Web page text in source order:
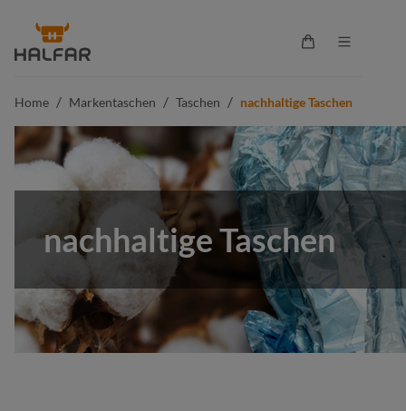
springen
Warenkorb
Home / Markentaschen / Taschen / nachhaltige Taschen
nachhaltige Taschen